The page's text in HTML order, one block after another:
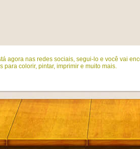
agora nas redes sociais, segui-lo e você vai
para colorir, pintar, imprimir e muito mais.